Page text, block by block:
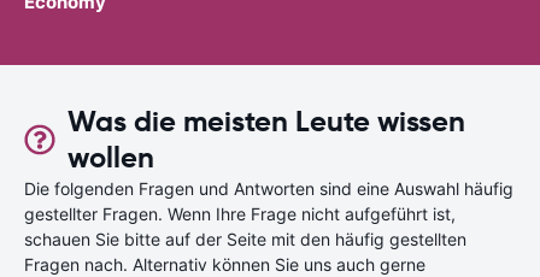
Was die meisten Leute wissen
wollen
Die folgenden Fragen und Antworten sind eine Auswahl häufig
gestellter Fragen. Wenn Ihre Frage nicht aufgeführt ist,
schauen Sie bitte auf der Seite mit den häufig gestellten
Fragen nach. Alternativ können Sie uns auch gerne